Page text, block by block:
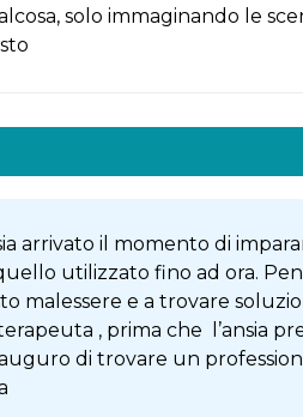
solo immaginando le
arrivato il momento di
utilizzato fino ad ora.
malessere e a trovare
, prima che l’ansia
di trovare un